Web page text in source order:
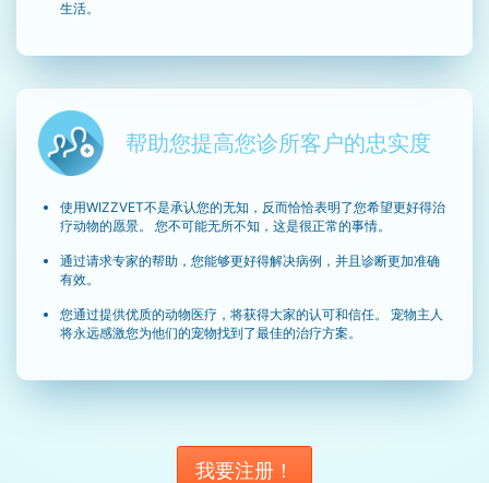
生活。
帮助您提高您诊所客户的忠实度
使用WIZZVET不是承认您的无知，反而恰恰表明了您希望更好得治
疗动物的愿景。 您不可能无所不知，这是很正常的事情。
通过请求专家的帮助，您能够更好得解决病例，并且诊断更加准确
有效。
您通过提供优质的动物医疗，将获得大家的认可和信任。 宠物主人
将永远感激您为他们的宠物找到了最佳的治疗方案。
我要注册！